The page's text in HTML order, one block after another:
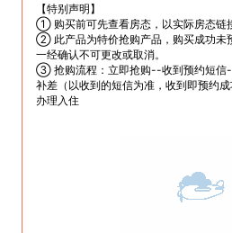
【特别声明】
① 购买前可先查看房态，以实际房态链
② 此产品为特价抢购产品，购买成功未
一经确认不可更改或取消。
③ 抢购流程：立即抢购--收到预约短信
补差（以收到的短信为准，收到即预约
办理入住